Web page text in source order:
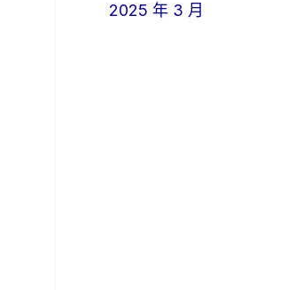
2025 年 3 月